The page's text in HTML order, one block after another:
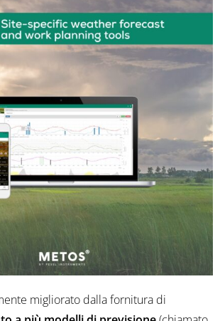
migliorato dalla fornitura di